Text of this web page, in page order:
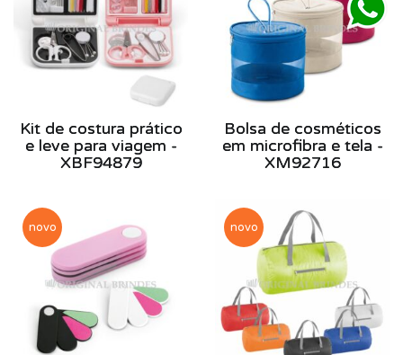
Kit de costura prático
e leve para viagem -
XBF94879
Bolsa de cosméticos
em microfibra e tela -
XM92716
novo novo